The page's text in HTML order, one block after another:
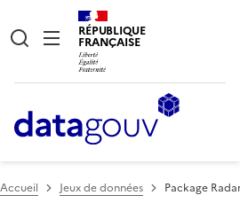
RÉPUBLIQUE
FRANÇAISE
Accueil Jeux de données Package